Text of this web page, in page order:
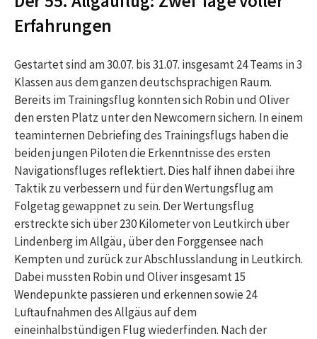
Erfahrungen
Gestartet sind am 30.07. bis 31.07. insgesamt 24 Teams in 3
Klassen aus dem ganzen deutschsprachigen Raum.
Bereits im Trainingsflug konnten sich Robin und Oliver
den ersten Platz unter den Newcomern sichern. In einem
teaminternen Debriefing des Trainingsflugs haben die
beiden jungen Piloten die Erkenntnisse des ersten
Navigationsfluges reflektiert. Dies half ihnen dabei ihre
Taktik zu verbessern und für den Wertungsflug am
Folgetag gewappnet zu sein. Der Wertungsflug
erstreckte sich über 230 Kilometer von Leutkirch über
Lindenberg im Allgäu, über den Forggensee nach
Kempten und zurück zur Abschlusslandung in Leutkirch.
Dabei mussten Robin und Oliver insgesamt 15
Wendepunkte passieren und erkennen sowie 24
Luftaufnahmen des Allgäus auf dem
eineinhalbstündigen Flug wiederfinden. Nach der